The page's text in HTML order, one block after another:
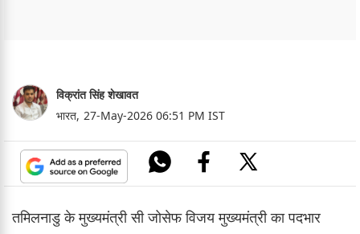
विक्रांत सिंह शेखावत
भारत, 27-May-2026 06:51 PM IST
तमिलनाडु के मुख्यमंत्री सी जोसेफ विजय मुख्यमंत्री का पदभार